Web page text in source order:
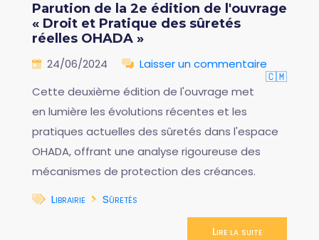
Parution de la 2e édition de l'ouvrage
« Droit et Pratique des sûretés
réelles OHADA »
24/06/2024
Laisser un commentaire
🇨🇲
Cette deuxième édition de l'ouvrage met
en lumière les évolutions récentes et les
pratiques actuelles des sûretés dans l'espace
OHADA, offrant une analyse rigoureuse des
mécanismes de protection des créances.
Librairie
Sûretés
Lire la suite